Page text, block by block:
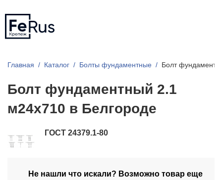
Главная Каталог Болты фундаментные Болт
Болт фундаментный 2.1
м24х710 в Белгороде
ГОСТ 24379.1-80
Не нашли что искали? Возможно товар еще